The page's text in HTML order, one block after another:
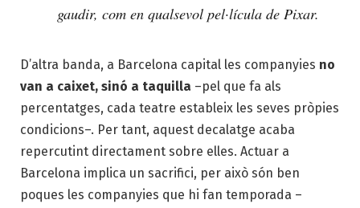
gaudir, com en qualsevol pel·lícula de Pixar.
D’altra banda, a Barcelona capital les companyies no
van a caixet, sinó a taquilla –pel que fa als
percentatges, cada teatre estableix les seves pròpies
condicions–. Per tant, aquest decalatge acaba
repercutint directament sobre elles. Actuar a
Barcelona implica un sacrifici, per això són ben
poques les companyies que hi fan temporada –